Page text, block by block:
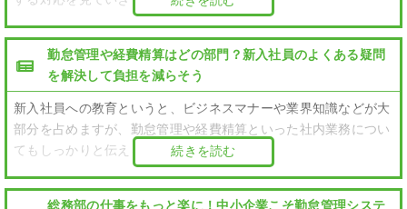
勤怠管理や経費精算はどの部門？新入社員のよくある疑問
を解決して負担を減らそう
新入社員への教育というと、ビジネスマナーや業界知識などが大
部分を占めますが、勤怠管理や経費精算といった社内業務につい
てもしっかりと伝えることが大切です。
続きを読む
総務部の仕事をもっと楽に！中小企業こそ勤怠管理システ